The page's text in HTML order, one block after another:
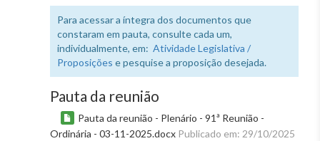
Para acessar a íntegra dos documentos que
constaram em pauta, consulte cada um,
individualmente, em: Atividade Legislativa /
Proposições e pesquise a proposição desejada.
Pauta da reunião
Pauta da reunião - Plenário - 91ª Reunião -
Ordinária - 03-11-2025.docx Publicado em: 29/10/2025